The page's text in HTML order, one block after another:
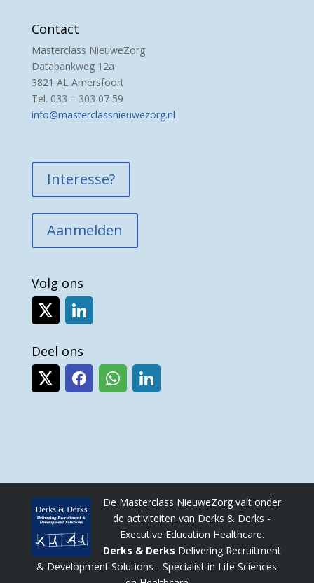
Contact
Masterclass NieuweZorg
Databankweg 12a
3821 AL Amersfoort
Tel. 033 – 303 07 59
info@masterclassnieuwezorg.nl
Interesse?
Aanmelden
Volg ons
Deel ons
De Masterclass NieuweZorg valt onder
de activiteiten van Derks & Derks -
Executive Education Healthcare.
Derks & Derks Delivering Recruitment
& Development Solutions - Specialist in Life Sciences